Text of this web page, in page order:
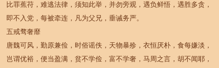
比罪蕉苻，难逃法律，须知此举，并勿旁观，遇负鲜悟，遇胜多贪，
即不入党，每被牵连，凡为父兄，垂诫务严。
五戒骛奢靡
唐魏可风，勤原兼俭，时俗谣佚，天物暴殄，衣恒厌朴，食每嫌淡，
岂谓优裕，便当盈满，贫不学俭，富不学奢，马周之言，胡不闻耶，